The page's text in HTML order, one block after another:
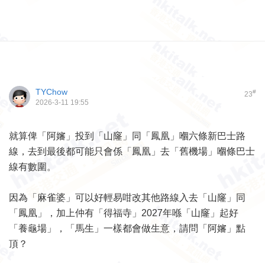
23#
TYChow
2026-3-11 19:55
就算俾「阿嬸」投到「山窿」同「鳳凰」嗰六條新巴士路
線，去到最後都可能只會係「鳳凰」去「舊機場」嗰條巴士
線有數圍。
因為「麻雀婆」可以好輕易咁改其他路線入去「山窿」同
「鳳凰」，加上仲有「得福寺」2027年喺「山窿」起好
「養龜場」，「馬生」一樣都會做生意，請問「阿嬸」點
頂？